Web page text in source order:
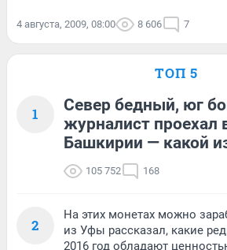
4 августа, 2009, 08:00 8 606 7
ТОП 5
1
Север бедный, юг
журналист проехал
Башкирии — какой
105 752 168
2
На этих монетах можно
из Уфы рассказал, какие
2016 год обладают